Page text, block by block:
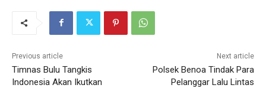
Previous article
Timnas Bulu Tangkis
Indonesia Akan Ikutkan
Next article
Polsek Benoa Tindak Para
Pelanggar Lalu Lintas